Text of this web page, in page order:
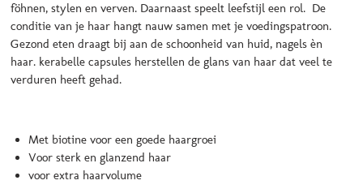
föhnen, stylen en verven.Daarnaast speelt leefstijl een rol. De
conditie van je haar hangt nauw samen met je voedingspatroon.
Gezond eten draagt bij aan de schoonheid van huid, nagels èn
haar. kerabelle capsules herstellen de glans van haar dat veel te
verduren heeft gehad.
Met biotine voor een goede haargroei
Voor sterk en glanzend haar
voor extra haarvolume